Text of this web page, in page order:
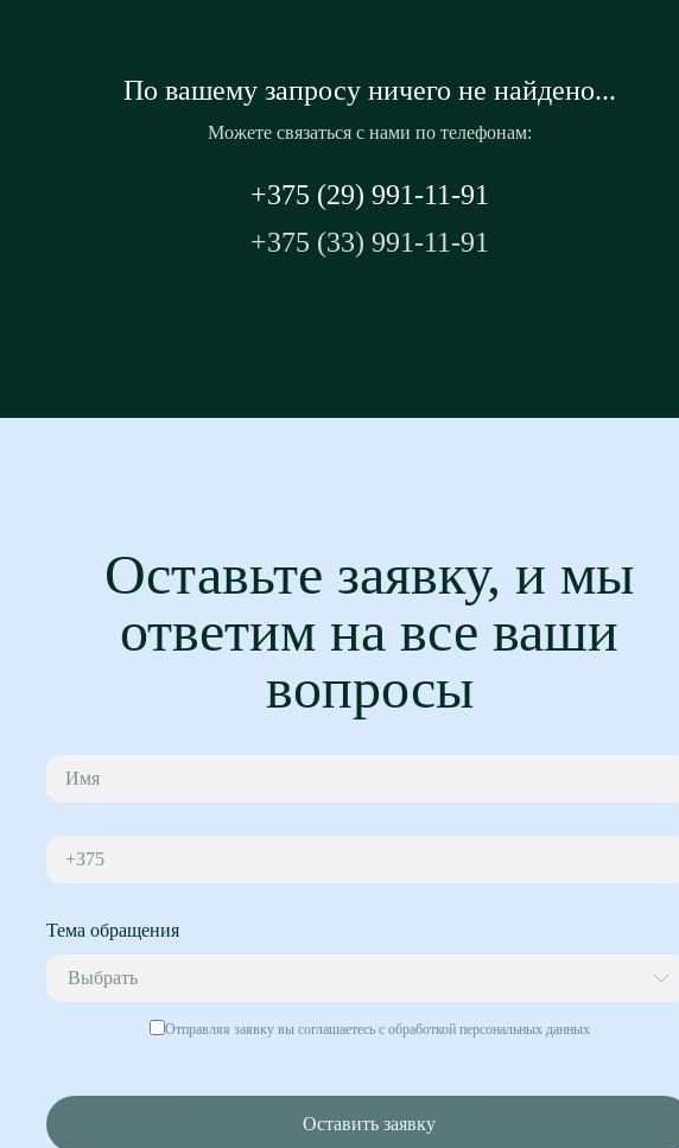
По вашему запросу ничего не найдено...
Можете связаться с нами по телефонам:
+375 (29) 991-11-91
+375 (33) 991-11-91
Оставьте заявку, и мы
ответим на все ваши
вопросы
+375
Тема обращения
Выбрать
Отправляя заявку вы соглашаетесь с обработкой персональных данных
Оставить заявку